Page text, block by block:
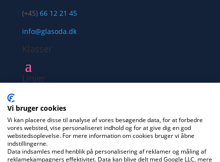
(+45) 66 12 21 45
info@glasoda.dk
Klasser
Linjer
Links
Vi bruger cookies
Vi kan placere disse til analyse af vores besøgende data, for at forbedre
vores websted, vise personaliseret indhold og for at give dig en god
webstedsoplevelse. For mere information om cookies bruger vi åbne
indstillingerne.
Data indsamles med henblik på personalisering af reklamer og måling af
reklamekampagners effektivitet. Data kan blive delt med Google LLC, mere